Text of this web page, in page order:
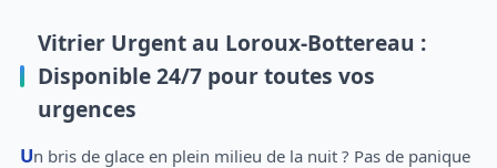
Vitrier Urgent au Loroux-Bottereau :
Disponible 24/7 pour toutes vos
urgences
Un bris de glace en plein milieu de la nuit ? Pas de panique